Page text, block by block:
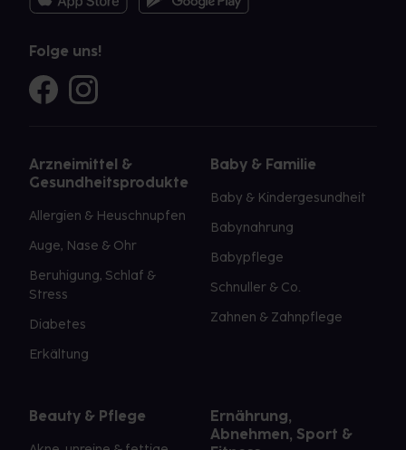
Folge uns!
Arzneimittel &
Gesundheitsprodukte
Allergien & Heuschnupfen
Auge, Nase & Ohr
Beruhigung, Schlaf &
Stress
Diabetes
Erkältung
Baby & Familie
Baby & Kindergesundheit
Babynahrung
Babypflege
Schnuller & Co.
Zahnen & Zahnpflege
Beauty & Pflege
Ernährung,
Abnehmen, Sport &